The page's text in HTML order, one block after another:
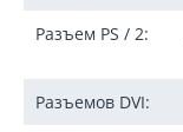
Разъем PS / 2:
Разъемов DVI: